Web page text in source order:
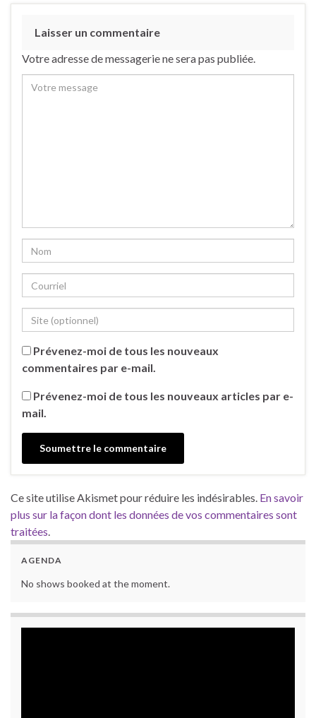
Laisser un commentaire
Votre adresse de messagerie ne sera pas publiée.
Prévenez-moi de tous les nouveaux
commentaires par e-mail.
Prévenez-moi de tous les nouveaux articles par e-
mail.
Ce site utilise Akismet pour réduire les indésirables. En savoir
plus sur la façon dont les données de vos commentaires sont
traitées.
AGENDA
No shows booked at the moment.